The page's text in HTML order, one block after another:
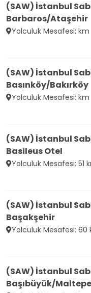
(SAW) İstanbul
Barbaros/Ataşehir
Yolculuk Mesafesi: km
(SAW) İstanbul
Basınköy/Bakırköy
Yolculuk Mesafesi: km
(SAW) İstanbul
Basileus Otel
Yolculuk Mesafesi: 51
(SAW) İstanbul
Başakşehir
Yolculuk Mesafesi: 60
(SAW) İstanbul
Başıbüyük/Maltepe